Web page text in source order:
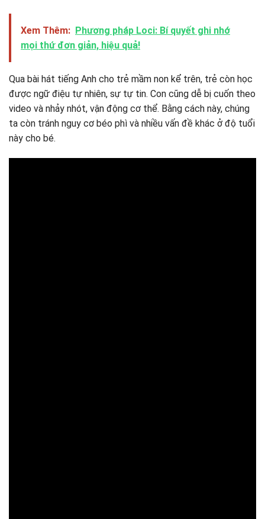
Xem Thêm: Phương pháp Loci: Bí quyết ghi nhớ
mọi thứ đơn giản, hiệu quả!
Qua bài hát tiếng Anh cho trẻ mầm non kể trên, trẻ còn học
được ngữ điệu tự nhiên, sự tự tin. Con cũng dễ bị cuốn theo
video và nhảy nhót, vận động cơ thể. Bằng cách này, chúng
ta còn tránh nguy cơ béo phì và nhiều vấn đề khác ở độ tuổi
này cho bé.